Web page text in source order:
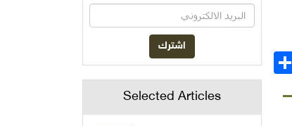
Selected Articles